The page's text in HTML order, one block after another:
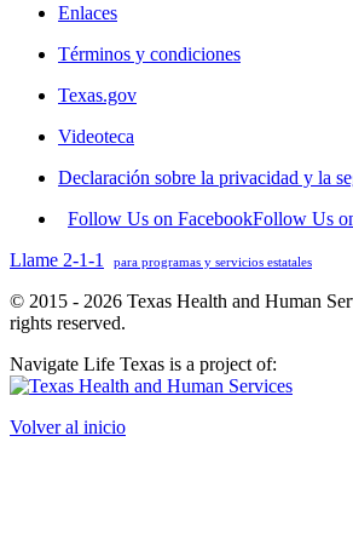
Enlaces
Términos y condiciones
Texas.gov
Videoteca
Declaración sobre la privacidad y la
Follow Us on FacebookFollow Us
Llame 2-1-1
para programas y servicios estatales
© 2015 - 2026 Texas Health and Human
rights reserved.
Navigate Life Texas is a project of:
Volver al inicio